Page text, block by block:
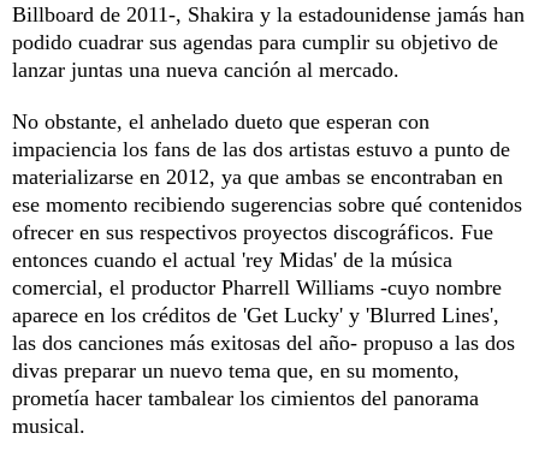
Billboard de 2011-, Shakira y la estadounidense jamás han
podido cuadrar sus agendas para cumplir su objetivo de
lanzar juntas una nueva canción al mercado.
No obstante, el anhelado dueto que esperan con
impaciencia los fans de las dos artistas estuvo a punto de
materializarse en 2012, ya que ambas se encontraban en
ese momento recibiendo sugerencias sobre qué contenidos
ofrecer en sus respectivos proyectos discográficos. Fue
entonces cuando el actual 'rey Midas' de la música
comercial, el productor Pharrell Williams -cuyo nombre
aparece en los créditos de 'Get Lucky' y 'Blurred Lines',
las dos canciones más exitosas del año- propuso a las dos
divas preparar un nuevo tema que, en su momento,
prometía hacer tambalear los cimientos del panorama
musical.